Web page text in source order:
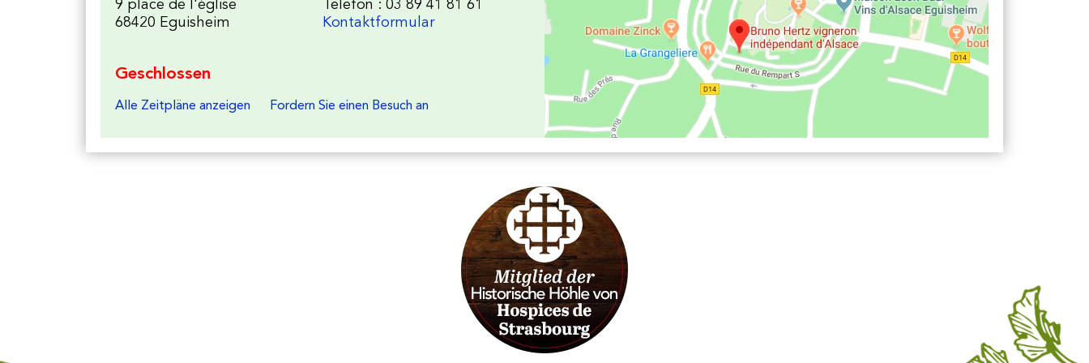
9 place de l'église
68420 Eguisheim
Telefon : 03 89 41 81 61
Kontaktformular
Geschlossen
Alle Zeitpläne anzeigen Fordern Sie einen Besuch an